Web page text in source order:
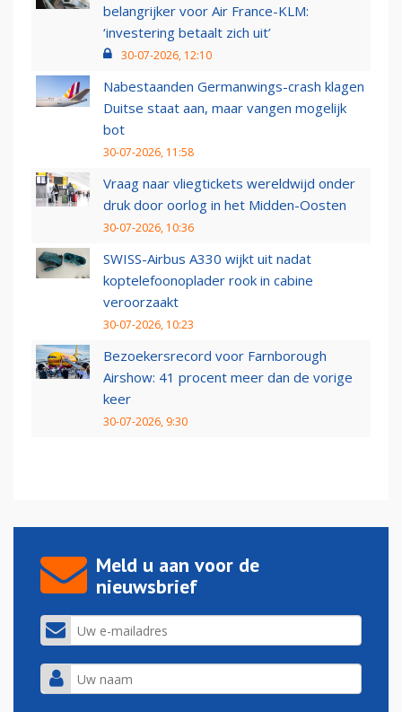
belangrijker voor Air France-KLM:
‘investering betaalt zich uit’
30-07-2026, 12:10
Nabestaanden Germanwings-crash klagen
Duitse staat aan, maar vangen mogelijk
bot
30-07-2026, 11:58
Vraag naar vliegtickets wereldwijd onder
druk door oorlog in het Midden-Oosten
30-07-2026, 10:36
SWISS-Airbus A330 wijkt uit nadat
koptelefoonoplader rook in cabine
veroorzaakt
30-07-2026, 10:23
Bezoekersrecord voor Farnborough
Airshow: 41 procent meer dan de vorige
keer
30-07-2026, 9:30
Meld u aan voor de
nieuwsbrief